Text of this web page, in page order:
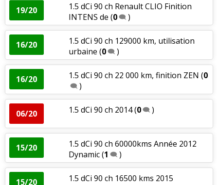
19/20
1.5 dCi 90 ch Renault CLIO Finition
INTENS de (0 )
16/20
1.5 dCi 90 ch 129000 km, utilisation
urbaine (0 )
16/20 1.5 dCi 90 ch 22 000 km, finition ZEN (0
)
06/20 1.5 dCi 90 ch 2014(0 )
15/20
1.5 dCi 90 ch 60000kms Année 2012
Dynamic(1 )
15/20
1.5 dCi 90 ch 16500 kms 2015